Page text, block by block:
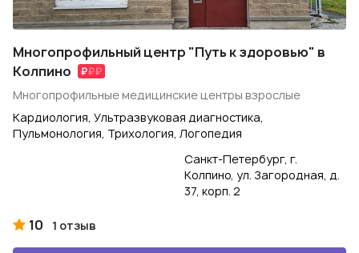
Многопрофильный центр "Путь к здоровью" в
Колпино
Многопрофильные медицинские центры взрослые
Кардиология, Ультразвуковая диагностика,
Пульмонология, Трихология, Логопедия
Санкт-Петербург, г.
Колпино, ул. Загородная, д.
37, корп. 2
10 1 отзыв